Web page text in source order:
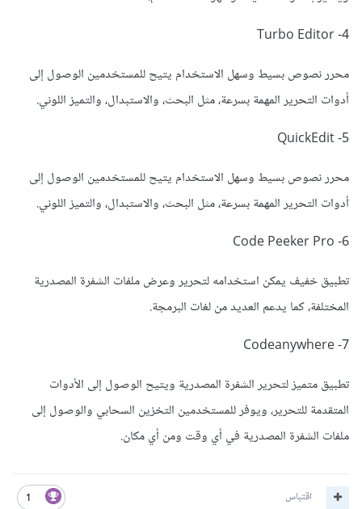
4- Turbo Editor
محرر نصوص بسيط وسهل الاستخدام يتيح للمستخدمين الوصول إلى
أدوات التحرير المهمة بسرعة، مثل البحث، والاستبدال، والتميز اللوني.
5- QuickEdit
محرر نصوص بسيط وسهل الاستخدام يتيح للمستخدمين الوصول إلى
أدوات التحرير المهمة بسرعة، مثل البحث، والاستبدال، والتميز اللوني.
6- Code Peeker Pro
تطبيق خفيف يمكن استخدامه لتحرير وعرض ملفات الشفرة المصدرية
المختلفة، كما يدعم العديد من لغات البرمجة.
7- Codeanywhere
تطبيق متميز لتحرير الشفرة المصدرية ويتيح الوصول إلى الأدوات
المتقدمة للتحرير، ويوفر للمستخدمين التخزين السحابي والوصول إلى
ملفات الشفرة المصدرية في أي وقت ومن أي مكان.
1 اقتباس